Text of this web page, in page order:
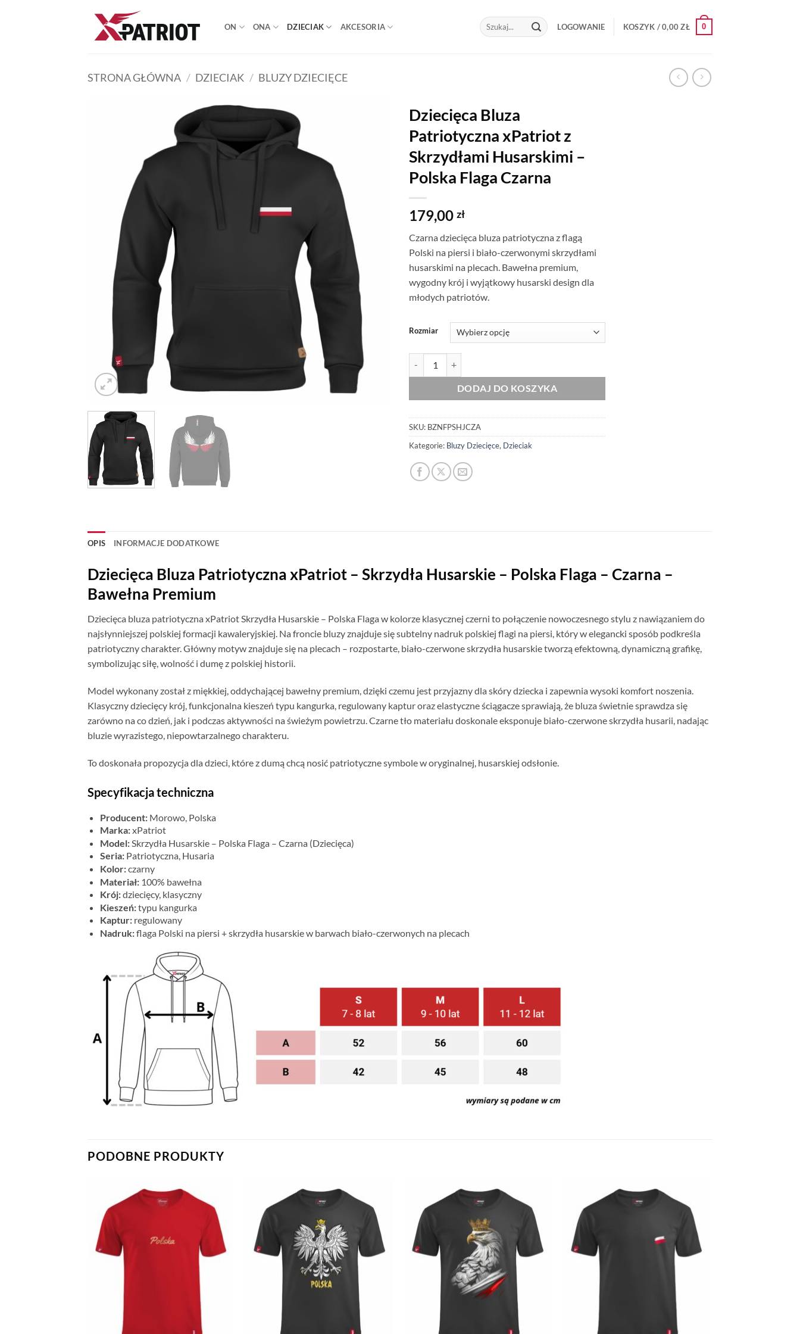
ON ONA DZIECIAK AKCESORIA
Szukaj:
LOGOWANIE KOSZYK /0,00ZŁ 0
STRONA GŁÓWNA / DZIECIAK / BLUZY DZIECIĘCE
Dziecięca Bluza
Patriotyczna xPatriot z
Skrzydłami Husarskimi –
Polska Flaga Czarna
179,00 zł
Czarna dziecięca bluza patriotyczna z flagą
Polski na piersi i biało-czerwonymi skrzydłami
husarskimi na plecach. Bawełna premium,
wygodny krój i wyjątkowy husarski design dla
młodych patriotów.
Rozmiar
DODAJ DO KOSZYKA
SKU: BZNFPSHJCZA
Kategorie: Bluzy Dziecięce, Dzieciak
OPIS INFORMACJE DODATKOWE
Dziecięca Bluza Patriotyczna xPatriot – Skrzydła Husarskie – Polska Flaga – Czarna –
Bawełna Premium
Dziecięca bluza patriotyczna xPatriot Skrzydła Husarskie – Polska Flaga w kolorze klasycznej czerni to połączenie nowoczesnego stylu z nawiązaniem do
najsłynniejszej polskiej formacji kawaleryjskiej. Na froncie bluzy znajduje się subtelny nadruk polskiej flagi na piersi, który w elegancki sposób podkreśla
patriotyczny charakter. Główny motyw znajduje się na plecach – rozpostarte, biało-czerwone skrzydła husarskie tworzą efektowną, dynamiczną grafikę,
symbolizując siłę, wolność i dumę z polskiej historii.
Model wykonany został z miękkiej, oddychającej bawełny premium, dzięki czemu jest przyjazny dla skóry dziecka i zapewnia wysoki komfort noszenia.
Klasyczny dziecięcy krój, funkcjonalna kieszeń typu kangurka, regulowany kaptur oraz elastyczne ściągacze sprawiają, że bluza świetnie sprawdza się
zarówno na co dzień, jak i podczas aktywności na świeżym powietrzu. Czarne tło materiału doskonale eksponuje biało-czerwone skrzydła husarii, nadając
bluzie wyrazistego, niepowtarzalnego charakteru.
To doskonała propozycja dla dzieci, które z dumą chcą nosić patriotyczne symbole w oryginalnej, husarskiej odsłonie.
Specyfikacja techniczna
Producent:Morowo, Polska
Marka:xPatriot
Model:Skrzydła Husarskie – Polska Flaga – Czarna (Dziecięca)
Seria:Patriotyczna, Husaria
Kolor:czarny
Materiał:100% bawełna
Krój:dziecięcy, klasyczny
Kieszeń:typu kangurka
Kaptur:regulowany
Nadruk:flaga Polski na piersi + skrzydła husarskie w barwach biało-czerwonych na plecach
PODOBNE PRODUKTY